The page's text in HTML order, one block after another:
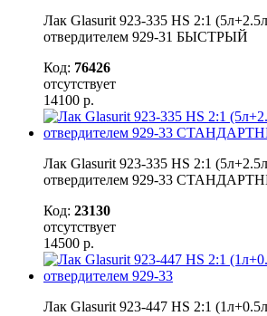
Лак Glasurit 923-335 HS 2:1
отвердителем 929-31 БЫСТРЫЙ
Код: 76426
отсутствует
14100 р.
Лак Glasurit 923-335 HS 2:1
отвердителем 929-33
Код: 23130
отсутствует
14500 р.
Лак Glasurit 923-447 HS 2:1